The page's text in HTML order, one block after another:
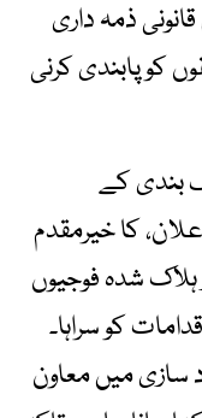
ذمہ داری
کو پابندی کرنی
بندی کے
کا خیرمقدم
ہلاک شدہ فوجیوں
کو سراہا۔
سازی میں معاون